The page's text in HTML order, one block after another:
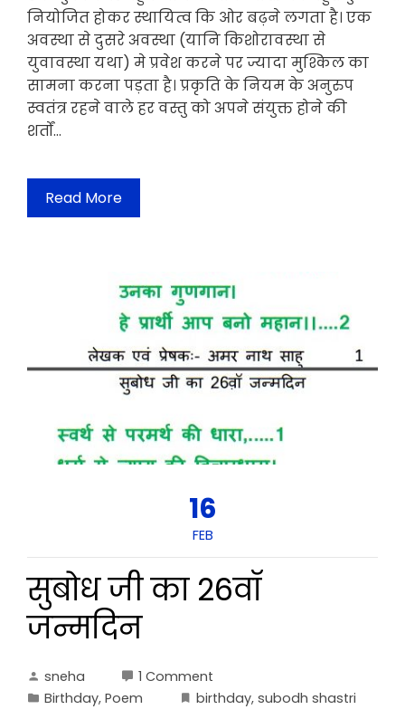
नियोजित होकर स्थायित्व कि ओर बढ़ने लगता है। एक
अवस्था से दुसरे अवस्था (यानि किशोरावस्था से
युवावस्था यथा) मे प्रवेश करने पर ज्यादा मुश्किल का
सामना करना पड़ता है। प्रकृति के नियम के अनुरुप
स्वतंत्र रहने वाले हर वस्तु को अपने संयुक्त होने की
शर्तों…
Read More
16
FEB
सुबोध जी का 26वॉ
जन्मदिन
sneha
1 Comment
Birthday, Poem birthday, subodh shastri